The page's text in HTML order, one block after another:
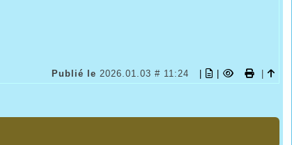
Publié le 2026.01.03 # 11:24 | | |